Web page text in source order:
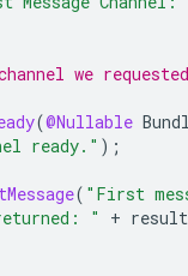
we
(@Nullable
ready." );
( "First
" + result